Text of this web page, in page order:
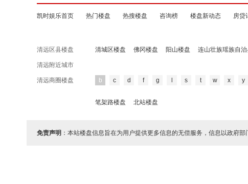
凯时娱乐首页 热门楼盘 热搜楼盘 咨询榜 楼盘新动态 房贷
清远区县楼盘 清城区楼盘 佛冈楼盘 阳山楼盘 连山壮族瑶族自治
清远附近城市
清远商圈楼盘 b c d f g s t w x y
笔架路楼盘 北站楼盘
免责声明 ：本站楼盘信息旨在为用户提供更多信息的无偿服务，信息以政府部